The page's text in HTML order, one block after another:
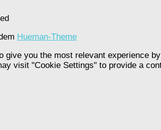
Hueman-Theme
give you the most relevant experience
visit "Cookie Settings" to provide a